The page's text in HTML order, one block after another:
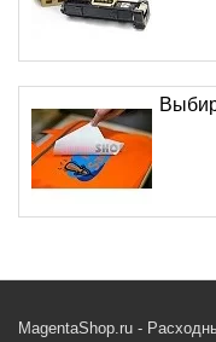
MagentaShop.ru -